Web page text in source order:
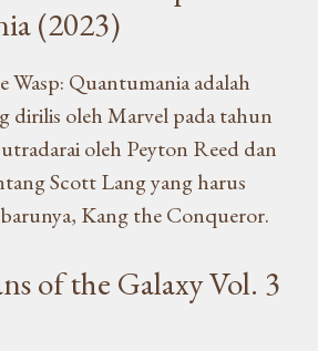
(2023)
Quantumania adalah
dirilis oleh Marvel pada tahun
oleh Peyton Reed dan
Scott Lang yang harus
Kang the Conqueror.
of the Galaxy Vol. 3